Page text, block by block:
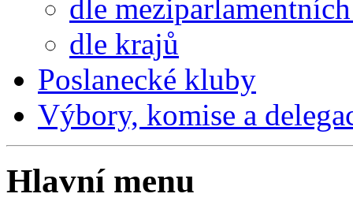
dle
dle krajů
Poslanecké kluby
Výbory, komise a
Hlavní menu